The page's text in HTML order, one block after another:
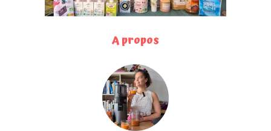
A propos